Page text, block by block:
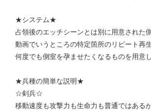
★システム★
占領後のエッチシーンとは別に用意された
動画でいうところの特定箇所のリピート再
何度でも側室を孕ませたくなるものを用意し
★兵種の簡単な説明★
☆剣兵☆
移動速度も攻撃力も生命力も普通ではある